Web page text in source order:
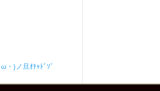
・)ノ旦ｵﾁｬﾄﾞｿﾞ